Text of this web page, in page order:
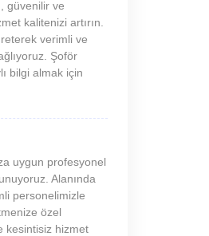
güvenilir ve
kalitenizi artırın.
verimli ve
Şoför
bilgi almak için
uygun profesyonel
Alanında
personelimizle
özel
kesintisiz hizmet